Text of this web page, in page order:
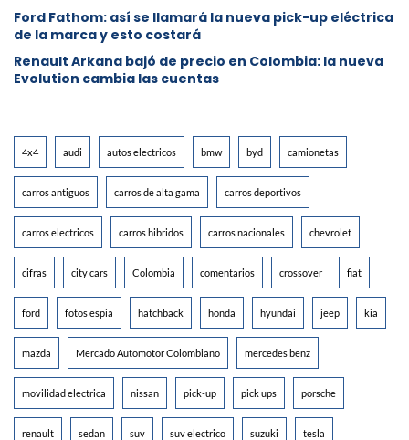
Ford Fathom: así se llamará la nueva pick-up eléctrica
de la marca y esto costará
Renault Arkana bajó de precio en Colombia: la nueva
Evolution cambia las cuentas
4x4 audi autos electricos bmw byd camionetas
carros antiguos carros de alta gama carros deportivos
carros electricos carros hibridos carros nacionales chevrolet
cifras city cars Colombia comentarios crossover fiat
ford fotos espia hatchback honda hyundai jeep kia
mazda Mercado Automotor Colombiano mercedes benz
movilidad electrica nissan pick-up pick ups porsche
renault sedan suv suv electrico suzuki tesla